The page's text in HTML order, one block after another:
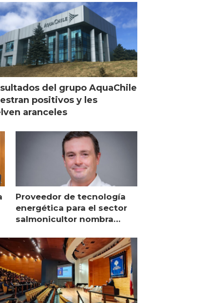
Escocia
del grupo AquaChile
positivos y les
aranceles
Proveedor de tecnología
energética para el sector
salmonicultor nombra